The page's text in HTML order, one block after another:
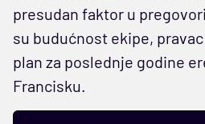
presudan faktor u
su budućnost ekipe,
plan za poslednje godine
Francisku.